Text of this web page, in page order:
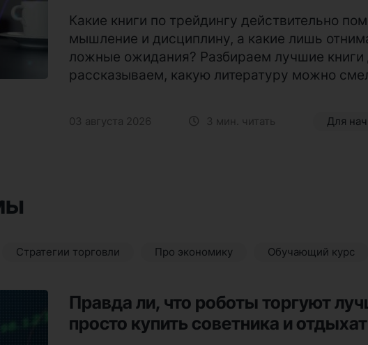
Какие книги по трейдингу действительно
мышление и дисциплину, а какие лишь
ложные ожидания? Разбираем лучшие
рассказываем, какую литературу можно
03 августа 2026 3 мин. читать Для
Стратегии торговли Про экономику Обучающий курс
Правда ли, что роботы торгуют
просто купить советника и